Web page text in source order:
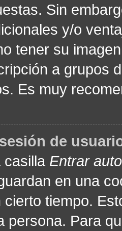
Sin
y/o
tener su
a grupos
Es muy
de
casilla Entrar
en una
cierto tiempo.
persona. Para